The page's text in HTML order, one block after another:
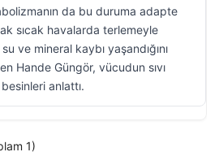
da bu duruma adapte
sıcak havalarda terlemeyle
ve mineral kaybı yaşandığını
Hande Güngör, vücudun sıvı
anlattı.
1)